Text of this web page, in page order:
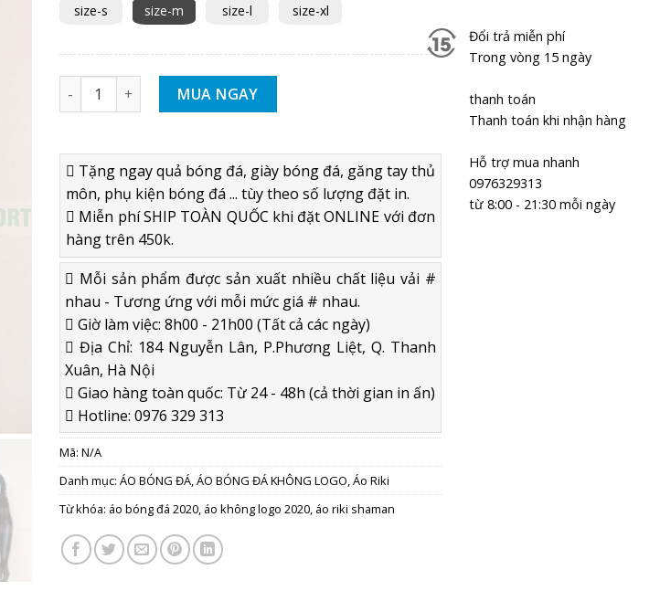
size-s
size-m size-l size-xl
Áo bóng đá không logo 2020 Riki Shamon thiên thanh - Thun lạnh cao cấp số lượng
MUA NGAY
Tặng ngay quả bóng đá, giày bóng đá, găng tay thủ
môn, phụ kiện bóng đá ... tùy theo số lượng đặt in.
Miễn phí SHIP TOÀN QUỐC khi đặt ONLINE với đơn
hàng trên 450k.
Mỗi sản phẩm được sản xuất nhiều chất liệu vải #
nhau - Tương ứng với mỗi mức giá # nhau.
Giờ làm việc: 8h00 - 21h00 (Tất cả các ngày)
Địa Chỉ: 184 Nguyễn Lân, P.Phương Liệt, Q. Thanh
Xuân, Hà Nội
Giao hàng toàn quốc: Từ 24 - 48h (cả thời gian in ấn)
Hotline: 0976 329 313
Mã: N/A
Danh mục: ÁO BÓNG ĐÁ,ÁO BÓNG ĐÁ KHÔNG LOGO,Áo Riki
Từ khóa: áo bóng đá 2020, áo không logo 2020, áo riki shaman
Đổi trả miễn phí
Trong vòng 15 ngày
thanh toán
Thanh toán khi nhận hàng
Hỗ trợ mua nhanh
0976329313
từ 8:00 - 21:30 mỗi ngày